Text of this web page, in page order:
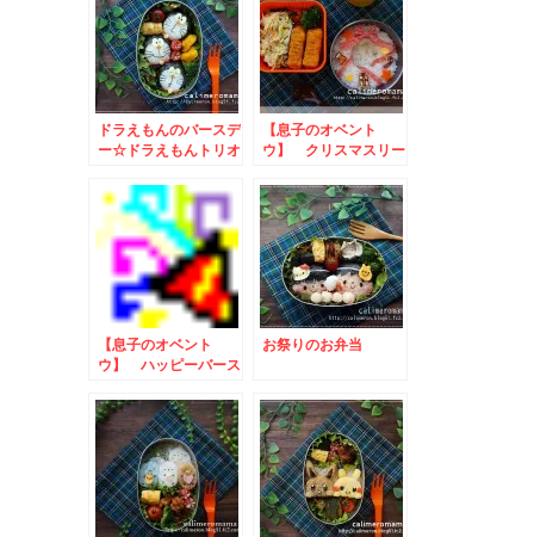
ドラえもんのバースデ
ー☆ドラえもんトリオ
【息子のオベント
ウ】 クリスマスリー
【息子のオベント
ウ】 ハッピーバース
お祭りのお弁当